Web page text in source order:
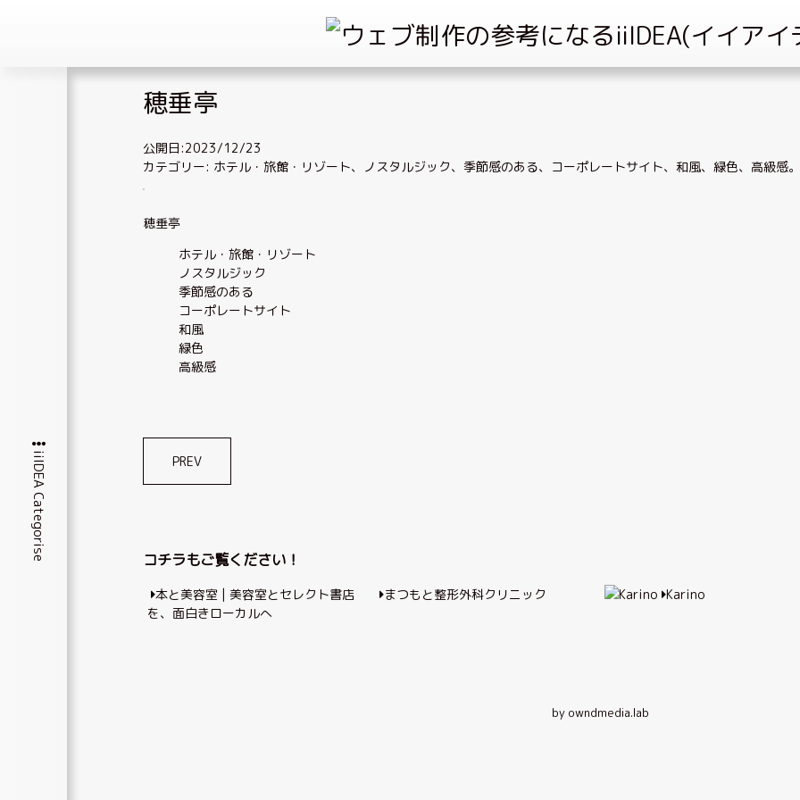
Skip
to
content
iiIDEA Categorise
穂垂亭
公開日:2023/12/23
カテゴリー: ホテル・旅館・リゾート、 ノスタルジック、 季節感のある、 コーポレートサイト、 和風、 緑色、 高級感。
穂垂亭
ホテル・旅館・リゾート
ノスタルジック
季節感のある
コーポレートサイト
和風
緑色
高級感
稿
ー
PREV
コチラもご覧ください！
本と美容室 | 美容室とセレクト書店
を、面白きローカルへ
まつもと整形外科クリニック Karino
by owndmedia.lab